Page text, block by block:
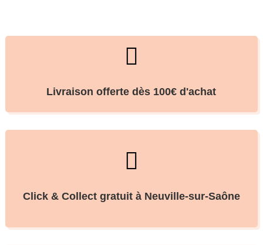

Livraison offerte dès 100€ d'achat

Click & Collect gratuit à Neuville-sur-Saône